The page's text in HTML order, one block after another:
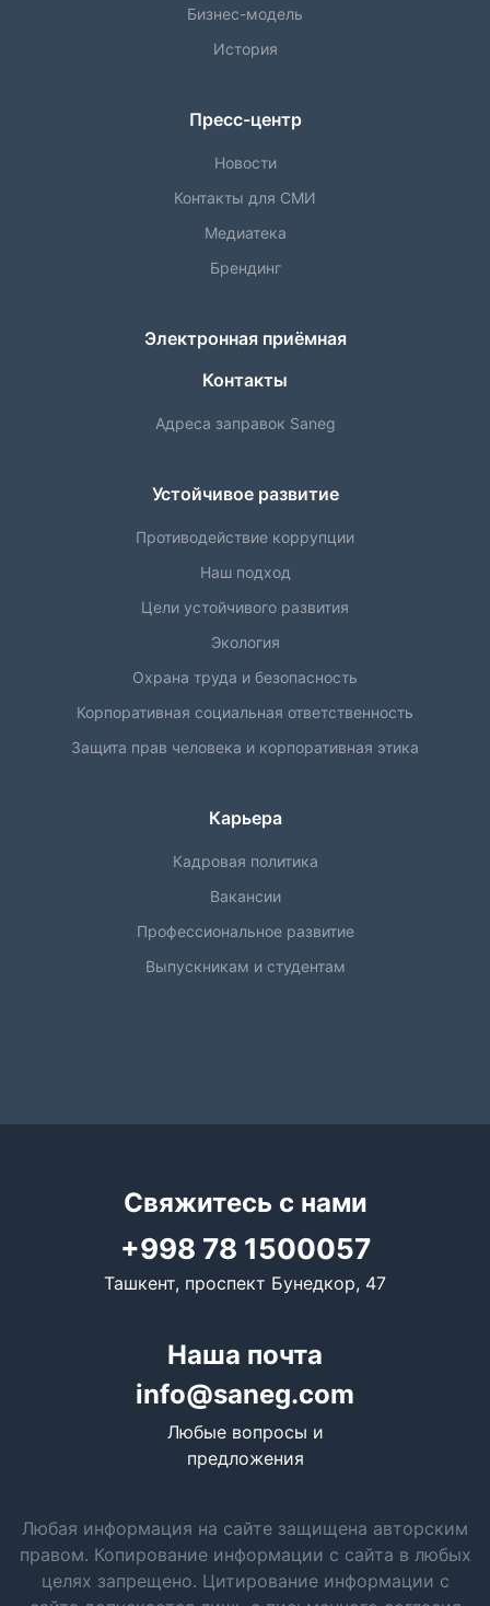
Бизнес-модель
История
Пресс-центр
Новости
Контакты для СМИ
Медиатека
Брендинг
Электронная приёмная
Контакты
Адреса заправок Saneg
Устойчивое развитие
Противодействие коррупции
Наш подход
Цели устойчивого развития
Экология
Охрана труда и безопасность
Корпоративная социальная ответственность
Защита прав человека и корпоративная этика
Карьера
Кадровая политика
Вакансии
Профессиональное развитие
Выпускникам и студентам
Свяжитесь с нами
+998 78 1500057
Ташкент, проспект Бунедкор, 47
Наша почта
info@saneg.com
Любые вопросы и
предложения
Любая информация на сайте защищена авторским
правом. Копирование информации с сайта в любых
целях запрещено. Цитирование информации с